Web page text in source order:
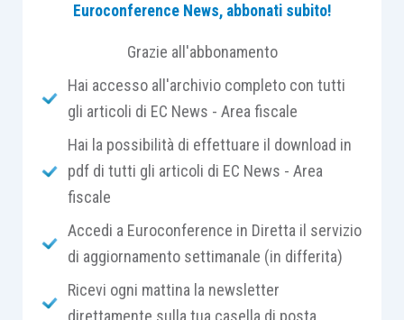
specializzata,in relazione al rapporto esistente
quello opzionaleprevisto per le piccole imprese.
Va ricordato che il D.Lgs. 221/2023 da un lato,
apporta delle rilevantimodifichealla disciplina
dell’adempimento collaborativo già previsto prima
della riforma, con particolare riguardo airequisiti
dimensionali
procedurada seguire; dall’altro, si inserisce il
nuovo regime opzionale
di adozione del
sistema
di controllo del rischio fiscale
per i soggetti che
non possiedono i requisitiper aderire al regime
Euroconference News, abbonati subito!
Grazie all'abbonamento
Hai accesso all'archivio completo con tutti
gli articoli di EC News - Area fiscale
Hai la possibilità di effettuare il download in
pdf di tutti gli articoli di EC News - Area
fiscale
Accedi a Euroconference in Diretta il servizio
di aggiornamento settimanale (in differita)
Ricevi ogni mattina la newsletter
direttamente sulla tua casella di posta